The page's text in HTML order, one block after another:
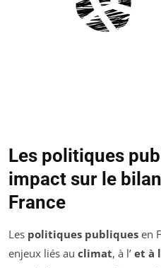
Les politiques
impact sur le
France
Les politiques publiques en
enjeux liés au climat, à l’ et à